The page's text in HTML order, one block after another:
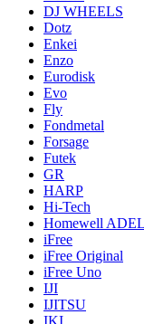
DJ WHEELS
Dotz
Enkei
Enzo
Eurodisk
Evo
Fly
Fondmetal
Forsage
Futek
GR
HARP
Hi-Tech
Homewell
iFree
iFree Original
iFree Uno
IJI
IJITSU
IKI